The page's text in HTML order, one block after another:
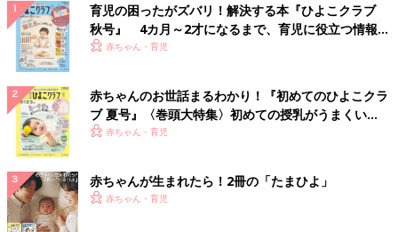
育児の困ったがズバリ！解決する本『ひよこクラブ
秋号』 4カ月～2才になるまで、育児に役立つ情報が
いっぱい！
赤ちゃん・育児
赤ちゃんのお世話まるわかり！『初めてのひよこクラ
ブ 夏号』〈巻頭大特集〉初めての授乳がうまくい
く！ おっぱい・ミルクの基本と夏のトラブル 解決テ
赤ちゃん・育児
赤ちゃんが生まれたら！2冊の「たまひよ」
赤ちゃん・育児